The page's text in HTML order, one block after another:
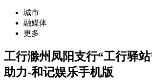
城市
融媒体
更多
工行滁州凤阳支行“工行驿
助力-和记娱乐手机版